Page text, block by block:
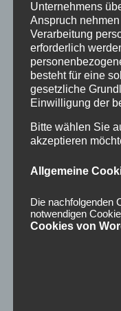
Unternehmens
Anspruch
Verarbeitung
erforderlich
besteht für eine
gesetzliche
Einwilligung der
Bitte wählen Sie
akzeptieren
Allgemeine
Die nachfolgenden
notwendigen
Cookies von